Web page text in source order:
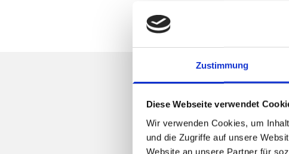
Zustimmung
Diese Webseite verwendet
Wir verwenden Cookies, um
und die Zugriffe auf unsere
Website an unsere Partner für
Bäcker-